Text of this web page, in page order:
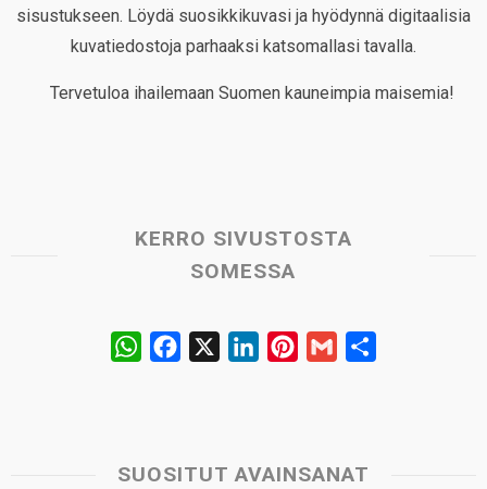
sisustukseen. Löydä suosikkikuvasi ja hyödynnä digitaalisia
kuvatiedostoja parhaaksi katsomallasi tavalla.
Tervetuloa ihailemaan Suomen kauneimpia maisemia!
KERRO SIVUSTOSTA
SOMESSA
W
s
b
e
e
l
SUOSITUT AVAINSANAT